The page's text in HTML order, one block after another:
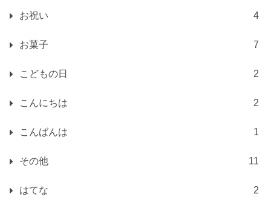
お祝い 4
お菓子 7
こどもの日 2
こんにちは 2
こんばんは 1
その他 11
はてな 2